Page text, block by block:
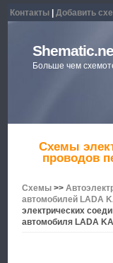
Контакты |Добавить
Больше чем
Схемы
проводов
Схемы >>
автомобилей LADA
электрических
автомобиля LADA